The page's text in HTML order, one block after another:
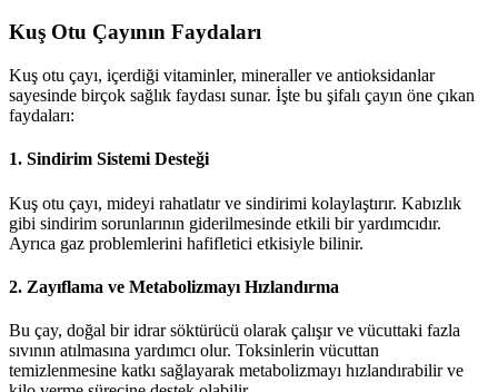
Kuş Otu Çayının Faydaları
Kuş otu çayı, içerdiği vitaminler, mineraller ve antioksidanlar
sayesinde birçok sağlık faydası sunar. İşte bu şifalı çayın öne çıkan
faydaları:
1. Sindirim Sistemi Desteği
Kuş otu çayı, mideyi rahatlatır ve sindirimi kolaylaştırır. Kabızlık
gibi sindirim sorunlarının giderilmesinde etkili bir yardımcıdır.
Ayrıca gaz problemlerini hafifletici etkisiyle bilinir.
2. Zayıflama ve Metabolizmayı Hızlandırma
Bu çay, doğal bir idrar söktürücü olarak çalışır ve vücuttaki fazla
sıvının atılmasına yardımcı olur. Toksinlerin vücuttan
temizlenmesine katkı sağlayarak metabolizmayı hızlandırabilir ve